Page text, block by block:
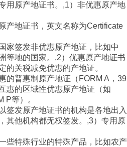
用原产地证书。,1）非优惠原产地
产地证书，英文名称为Certificate
家签发非优惠原产地证，比如中
等地的国家。,2）优惠原产地证书
的关税减免优惠的产地证。
的普惠制原产地证（FORM A，39
惠的区域性优惠原产地证（如
P等）。
签发原产地证书的机构是各地出入
其他机构都无权签发。,3）专用原
些特殊行业的特殊产品，比如农产